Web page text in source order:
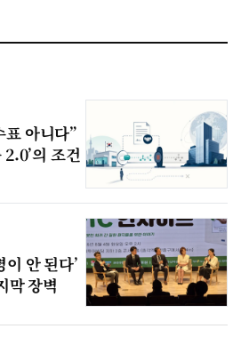
표 아니다”
의 조건
안 된다’
막 장벽